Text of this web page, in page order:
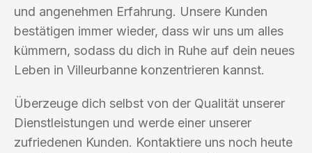
und angenehmen Erfahrung. Unsere Kunden
bestätigen immer wieder, dass wir uns um alles
kümmern, sodass du dich in Ruhe auf dein neues
Leben in Villeurbanne konzentrieren kannst.
Überzeuge dich selbst von der Qualität unserer
Dienstleistungen und werde einer unserer
zufriedenen Kunden. Kontaktiere uns noch heute